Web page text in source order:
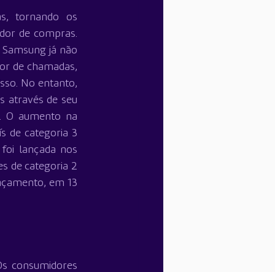
tornando os
de compras.
já não
de chamadas,
No entanto,
através de seu
O aumento na
de categoria 3
lançada nos
de categoria 2
em 13
consumidores